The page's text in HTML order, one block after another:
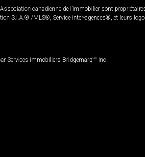
canadienne de l’immobilier sont
S.I.A.® /MLS®, Service inter-agences®, et leurs
Services immobiliers BridgemarqMD Inc.